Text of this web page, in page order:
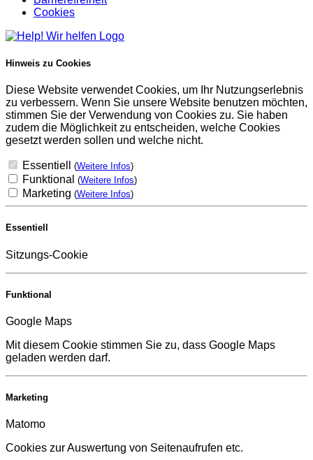
Cookies
Hinweis zu Cookies
Diese Website verwendet Cookies, um Ihr Nutzungserlebnis
zu verbessern. Wenn Sie unsere Website benutzen möchten,
stimmen Sie der Verwendung von Cookies zu. Sie haben
zudem die Möglichkeit zu entscheiden, welche Cookies
gesetzt werden sollen und welche nicht.
Essentiell (Weitere Infos)
Funktional (Weitere Infos)
Marketing (Weitere Infos)
Essentiell
Sitzungs-Cookie
Funktional
Google Maps
Mit diesem Cookie stimmen Sie zu, dass Google Maps
geladen werden darf.
Marketing
Matomo
Cookies zur Auswertung von Seitenaufrufen etc.